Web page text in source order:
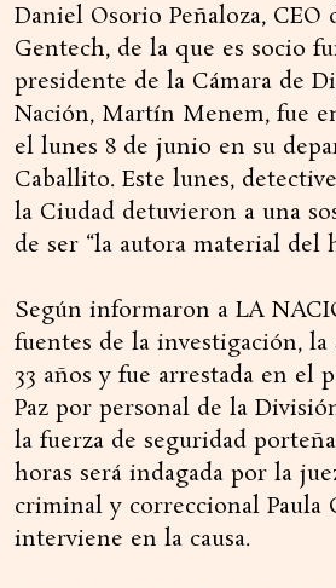
Daniel Osorio Peñaloza, CEO
Gentech, de la que es socio
presidente de la Cámara de
Nación, Martín Menem, fue
el lunes 8 de junio en su
Caballito. Este lunes,
la Ciudad detuvieron a una
de ser “la autora material del
Según informaron a LA
fuentes de la investigación, la
33 años y fue arrestada en el
Paz por personal de la
la fuerza de seguridad
horas será indagada por la
criminal y correccional Paula
interviene en la causa.